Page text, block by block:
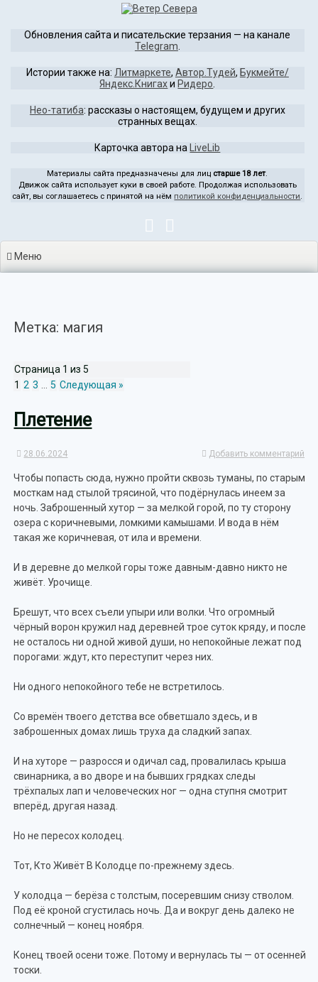
содержимому
Обновления сайта и писательские терзания — на канале
Telegram
Истории также на: Литмаркете, Автор.Тудей, Букмейте/
Яндекс.Книгахи Ридеро
Нео-татиба: рассказы о настоящем, будущем и других
странных вещах.
Карточка автора на LiveLib
Материалы сайта предназначены для лиц старше 18 лет.
Движок сайта использует куки в своей работе. Продолжая использовать
сайт, вы соглашаетесь с принятой на нём политикой конфиденциальности.
Меню
Метка: магия
Страница 1 из 5
1 2 3 5 Следующая »
Плетение
28.06.2024 Добавить комментарий
Чтобы попасть сюда, нужно пройти сквозь туманы, по старым
мосткам над стылой трясиной, что подёрнулась инеем за
ночь. Заброшенный хутор — за мелкой горой, по ту сторону
озера с коричневыми, ломкими камышами. И вода в нём
такая же коричневая, от ила и времени.
И в деревне до мелкой горы тоже давным-давно никто не
живёт. Урочище.
Брешут, что всех съели упыри или волки. Что огромный
чёрный ворон кружил над деревней трое суток кряду, и после
не осталось ни одной живой души, но непокойные лежат под
порогами: ждут, кто переступит через них.
Ни одного непокойного тебе не встретилось.
Со времён твоего детства все обветшало здесь, и в
заброшенных домах лишь труха да сладкий запах.
И на хуторе — разросся и одичал сад, провалилась крыша
свинарника, а во дворе и на бывших грядках следы
трёхпалых лап и человеческих ног — одна ступня смотрит
вперёд, другая назад.
Но не пересох колодец.
Тот, Кто Живёт В Колодце по-прежнему здесь.
У колодца — берёза с толстым, посеревшим снизу стволом.
Под её кроной сгустилась ночь. Да и вокруг день далеко не
солнечный — конец ноября.
Конец твоей осени тоже. Потому и вернулась ты — от осенней
тоски.